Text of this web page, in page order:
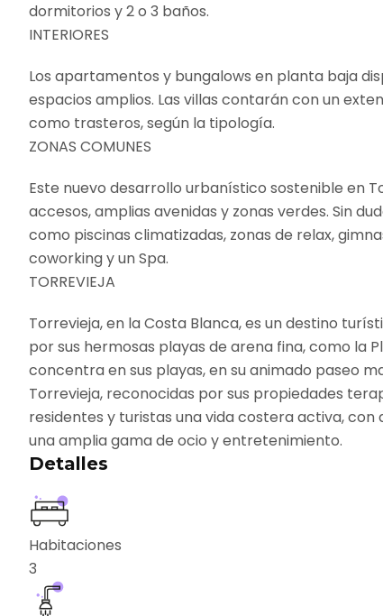
dormitorios y 2 o 3 baños.
INTERIORES
Los apartamentos y bungalows en planta baja
espacios amplios. Las villas contarán con un
como trasteros, según la tipología.
ZONAS COMUNES
Este nuevo desarrollo urbanístico sostenible en
accesos, amplias avenidas y zonas verdes. Sin
como piscinas climatizadas, zonas de relax,
coworking y un Spa.
TORREVIEJA
Torrevieja, en la Costa Blanca, es un destino
por sus hermosas playas de arena fina, como la
concentra en sus playas, en su animado paseo
Torrevieja, reconocidas por sus propiedades
residentes y turistas una vida costera activa,
una amplia gama de ocio y entretenimiento.
Detalles
Habitaciones
3